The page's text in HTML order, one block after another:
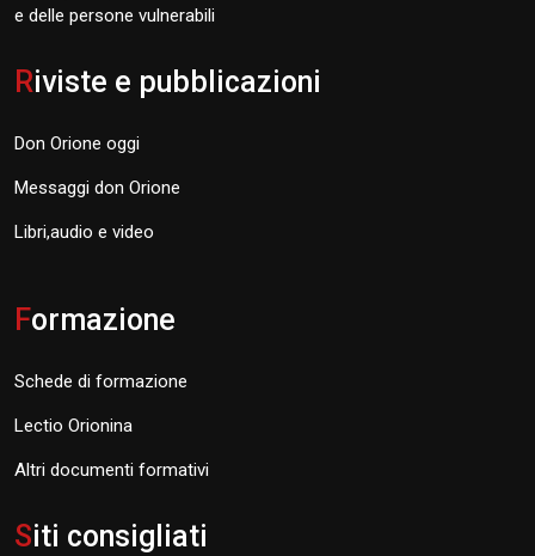
e delle persone vulnerabili
Riviste e pubblicazioni
Don Orione oggi
Messaggi don Orione
Libri,audio e video
Formazione
Schede di formazione
Lectio Orionina
Altri documenti formativi
Siti consigliati